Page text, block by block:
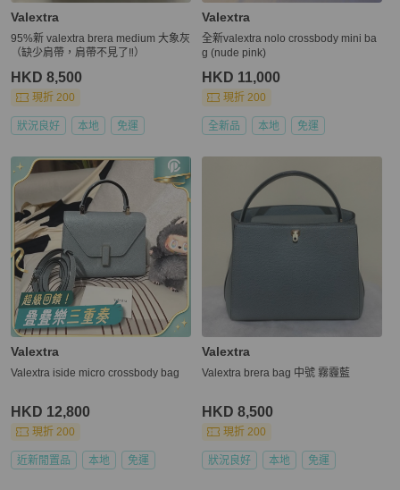
Valextra
95%新 valextra brera medium 大象灰
（缺少肩帶，肩帶不見了‼️）
HKD 8,500
現折 200
狀況良好 本地 免運
Valextra
全新valextra nolo crossbody mini ba
g (nude pink)
HKD 11,000
現折 200
全新品 本地 免運
Valextra
Valextra iside micro crossbody bag
HKD 12,800
現折 200
近新閒置品 本地 免運
Valextra
Valextra brera bag 中號 霧霾藍
HKD 8,500
現折 200
狀況良好 本地 免運